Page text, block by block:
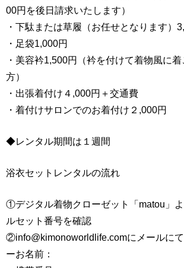
00円を後日請求いたします）
・下駄または草履（お任せとなります）
・足袋1,000円
・美容衿1,500円（衿を付けて着物風に
方）
・出張着付け４,000円＋交通費
・着付けサロンでのお着付け２,000円
◆レンタル期間は１週間
浴衣セットレンタルの流れ
①デジタル着物クローゼット「matou」
ルセット番号を確認
②info@kimonoworldlife.comにメールに
ーお名前：